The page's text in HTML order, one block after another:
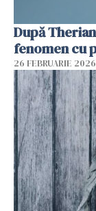
După
fenomen cu
26 FEBRUARIE 2026